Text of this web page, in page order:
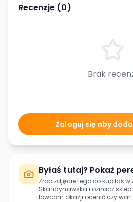
Recenzje (0)
Brak
Zaloguj się aby
Byłaś tutaj? Pokaż
Zrób zdjęcie tego co kupiłaś w
Skandynawska i oznacz
łowcom okazji ocenić czy